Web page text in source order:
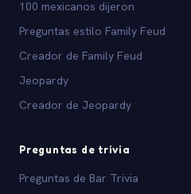
100 mexicanos dijeron
Preguntas estilo Family Feud
Creador de Family Feud
Jeopardy
Creador de Jeopardy
Preguntas de trivia
Preguntas de Bar Trivia